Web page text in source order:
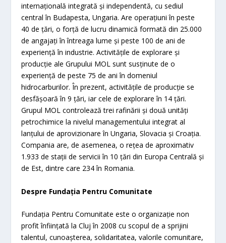
internațională integrată și independentă, cu sediul
central în Budapesta, Ungaria. Are operațiuni în peste
40 de țări, o forță de lucru dinamică formată din 25.000
de angajați în întreaga lume și peste 100 de ani de
experiență în industrie. Activitățile de explorare și
producție ale Grupului MOL sunt susținute de o
experiență de peste 75 de ani în domeniul
hidrocarburilor. În prezent, activitățile de producție se
desfășoară în 9 țări, iar cele de explorare în 14 țări.
Grupul MOL controlează trei rafinării și două unități
petrochimice la nivelul managementului integrat al
lanțului de aprovizionare în Ungaria, Slovacia și Croația.
Compania are, de asemenea, o rețea de aproximativ
1.933 de stații de servicii în 10 țări din Europa Centrală și
de Est, dintre care 234 în Romania.
Despre Fundația Pentru Comunitate
Fundația Pentru Comunitate este o organizație non
profit înființată la Cluj în 2008 cu scopul de a sprijini
talentul, cunoașterea, solidaritatea, valorile comunitare,